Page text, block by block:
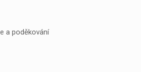
a poděkování